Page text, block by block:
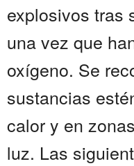
explosivos tras
una vez que
oxígeno. Se
sustancias
calor y en
luz. Las